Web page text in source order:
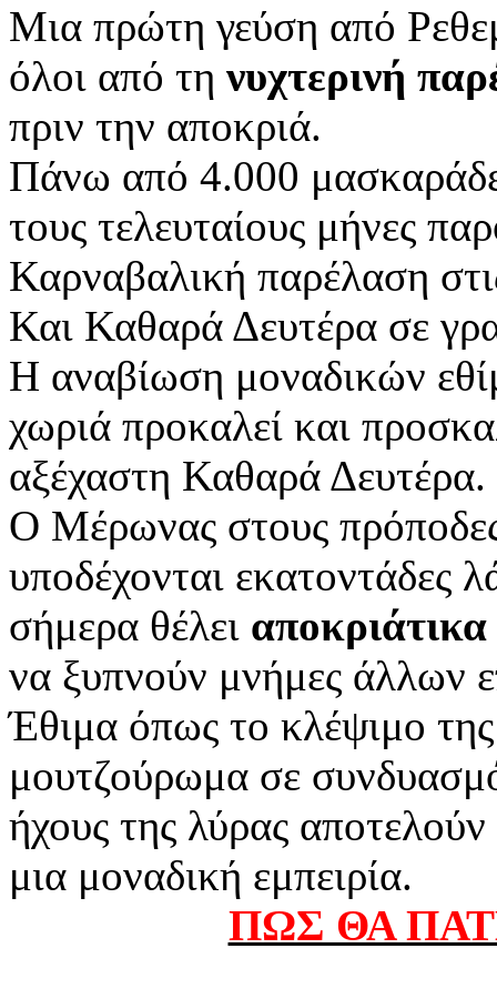
Μια πρώτη γεύση από
όλοι από τη νυχτερινή
πριν την αποκριά.
Πάνω από 4.000
τους τελευταίους μήνες
Καρναβαλική παρέλαση
Και Καθαρά Δευτέρα σε
Η αναβίωση μοναδικών
χωριά προκαλεί και
αξέχαστη Καθαρά Δευτέρα.
Ο Μέρωνας στους
υποδέχονται εκατοντάδες
σήμερα θέλει
να ξυπνούν μνήμες άλλων
Έθιμα όπως το κλέψιμο
μουτζούρωμα σε
ήχους της λύρας
μια μοναδική εμπειρία.
ΠΩΣ ΘΑ